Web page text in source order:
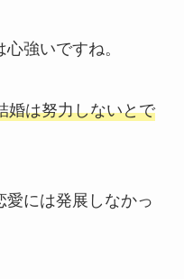
強いですね。
婚は努力しないとで
愛には発展しなかっ